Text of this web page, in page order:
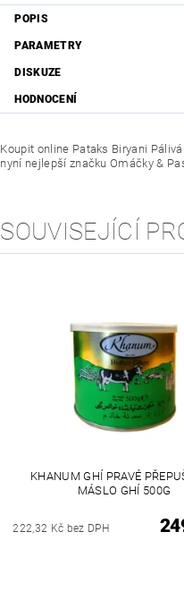
POPIS
PARAMETRY
DISKUZE
HODNOCENÍ
Koupit online Pataks Biryani
nyní nejlepší značkuOmáčky &
SOUVISEJÍCÍ
KHANUM GHÍ PRAVÉ
MÁSLO GHÍ 500G
222,32 Kč bez DPH